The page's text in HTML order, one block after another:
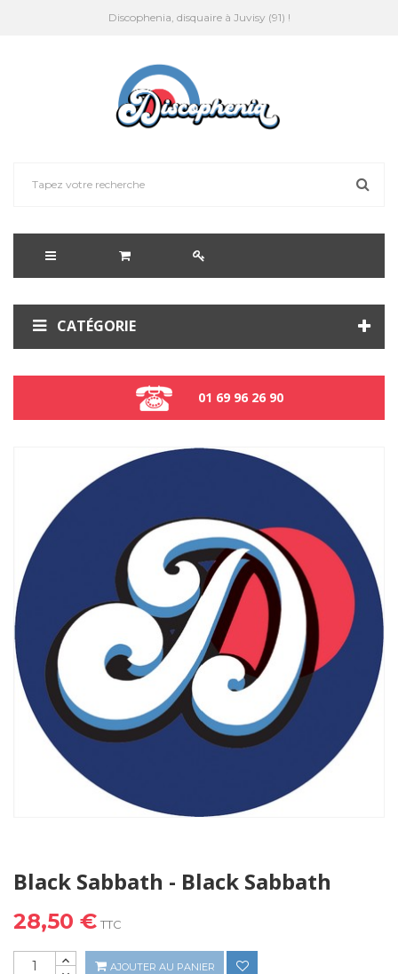
Discophenia, disquaire à Juvisy (91) !
CATÉGORIE
01 69 96 26 90
Black Sabbath - Black Sabbath
28,50 € TTC
AJOUTER AU PANIER